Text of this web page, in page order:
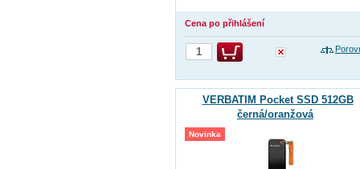
Cena po přihlášení
VERBATIM Pocket SSD 512GB
černá/oranžová
Novinka